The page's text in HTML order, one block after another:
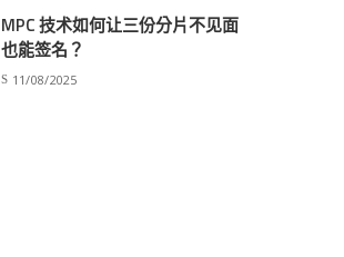
MPC 技术如何让三份分片不见面
也能签名？
11/08/2025